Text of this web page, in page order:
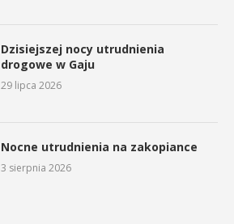
Dzisiejszej nocy utrudnienia
drogowe w Gaju
29 lipca 2026
Nocne utrudnienia na zakopiance
3 sierpnia 2026